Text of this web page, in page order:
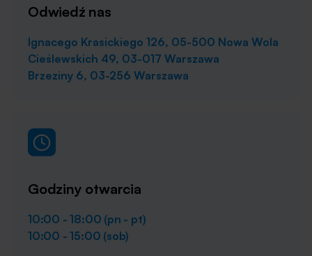
Odwiedź nas
Ignacego Krasickiego 126, 05-500 Nowa Wola
Cieślewskich 49, 03-017 Warszawa
Brzeziny 6, 03-256 Warszawa
Godziny otwarcia
10:00 - 18:00 (pn - pt)
10:00 - 15:00 (sob)